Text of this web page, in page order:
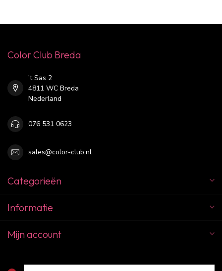
Color Club Breda
't Sas 2
4811 WC Breda
Nederland
076 531 0623
sales@color-club.nl
Categorieën
Informatie
Mijn account